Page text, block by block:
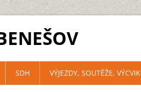
SDH VÝJEZDY, SOUTĚŽE, VÝCVIK